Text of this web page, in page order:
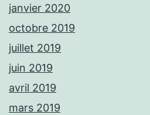
janvier 2020
octobre 2019
juillet 2019
juin 2019
avril 2019
mars 2019